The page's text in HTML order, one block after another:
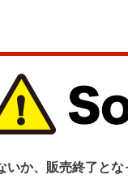
いか、販売終了とな